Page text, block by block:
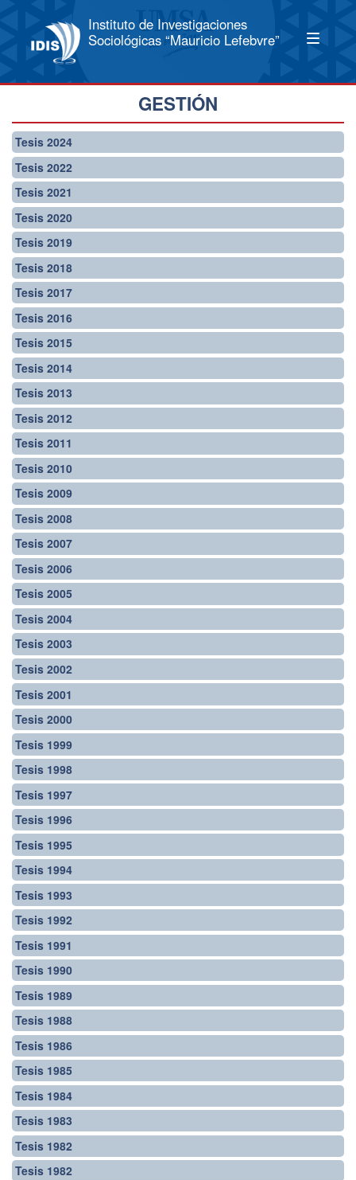
Instituto de Investigaciones
Sociológicas “Mauricio Lefebvre”
GESTIÓN
Tesis 2024
Tesis 2022
Tesis 2021
Tesis 2020
Tesis 2019
Tesis 2018
Tesis 2017
Tesis 2016
Tesis 2015
Tesis 2014
Tesis 2013
Tesis 2012
Tesis 2011
Tesis 2010
Tesis 2009
Tesis 2008
Tesis 2007
Tesis 2006
Tesis 2005
Tesis 2004
Tesis 2003
Tesis 2002
Tesis 2001
Tesis 2000
Tesis 1999
Tesis 1998
Tesis 1997
Tesis 1996
Tesis 1995
Tesis 1994
Tesis 1993
Tesis 1992
Tesis 1991
Tesis 1990
Tesis 1989
Tesis 1988
Tesis 1986
Tesis 1985
Tesis 1984
Tesis 1983
Tesis 1982
Tesis 1982